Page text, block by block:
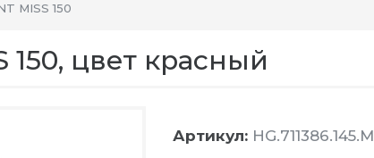
MISS 150
150, цвет красный
Артикул: HG.711386.145.M